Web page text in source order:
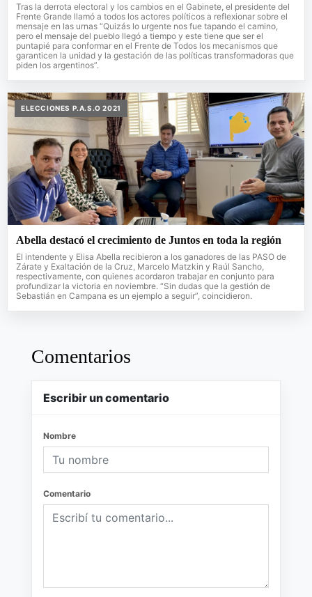
Tras la derrota electoral y los cambios en el Gabinete, el presidente del
Frente Grande llamó a todos los actores políticos a reflexionar sobre el
mensaje en las urnas “Quizás lo urgente nos fue tapando el camino,
pero el mensaje del pueblo llegó a tiempo y este tiene que ser el
puntapié para conformar en el Frente de Todos los mecanismos que
garanticen la unidad y la gestación de las políticas transformadoras que
piden los argentinos”.
ELECCIONES P.A.S.O 2021
Abella destacó el crecimiento de Juntos en toda la región
El intendente y Elisa Abella recibieron a los ganadores de las PASO de
Zárate y Exaltación de la Cruz, Marcelo Matzkin y Raúl Sancho,
respectivamente, con quienes acordaron trabajar en conjunto para
profundizar la victoria en noviembre. “Sin dudas que la gestión de
Sebastián en Campana es un ejemplo a seguir”, coincidieron.
Comentarios
Escribir un comentario
Nombre
Comentario